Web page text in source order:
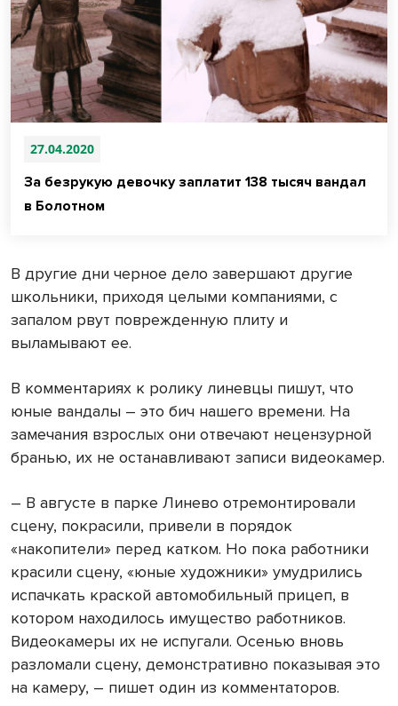
27.04.2020
За безрукую девочку заплатит 138 тысяч вандал
в Болотном
В другие дни черное дело завершают другие
школьники, приходя целыми компаниями, с
запалом рвут поврежденную плиту и
выламывают ее.
В комментариях к ролику линевцы пишут, что
юные вандалы – это бич нашего времени. На
замечания взрослых они отвечают нецензурной
бранью, их не останавливают записи видеокамер.
– В августе в парке Линево отремонтировали
сцену, покрасили, привели в порядок
«накопители» перед катком. Но пока работники
красили сцену, «юные художники» умудрились
испачкать краской автомобильный прицеп, в
котором находилось имущество работников.
Видеокамеры их не испугали. Осенью вновь
разломали сцену, демонстративно показывая это
на камеру, – пишет один из комментаторов.